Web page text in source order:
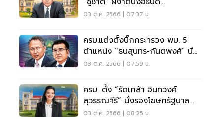
กรมชลประทาน
03 ต.ค. 2566 | 07:37 น.
ครม.แต่งตั้งบิ๊กกระทรวง พม. 5
ตำแหน่ง “ธนสุนทร-กันตพงศ์” นั่ง
อธิบดี
03 ต.ค. 2566 | 07:59 น.
ครม. ตั้ง “รัดเกล้า อินทวงศ์
สุวรรณคีรี” นั่งรองโฆษกรัฐบาล
คนใหม่
03 ต.ค. 2566 | 08:25 น.